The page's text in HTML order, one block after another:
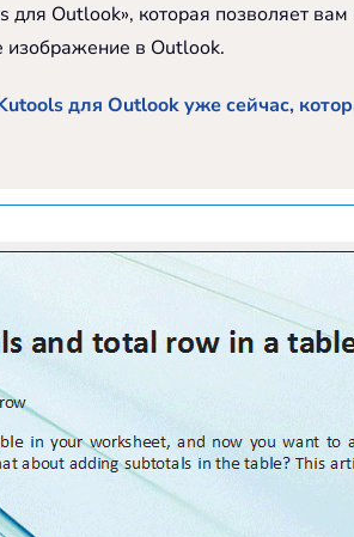
для Outlook», которая позволяет
изображение в Outlook.
для Outlook уже сейчас,